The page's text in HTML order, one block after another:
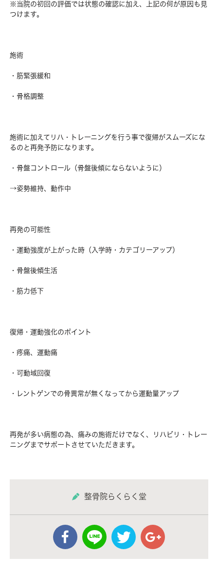
※当院の初回の評価では状態の確認に加え、上記の何が原因も見
つけます。
施術
・筋緊張緩和
・骨格調整
施術に加えてリハ・トレーニングを行う事で復帰がスムーズにな
るのと再発予防になります。
・骨盤コントロール（骨盤後傾にならないように）
→姿勢維持、動作中
再発の可能性
・運動強度が上がった時（入学時・カテゴリーアップ）
・骨盤後傾生活
・筋力低下
復帰・運動強化のポイント
・疼痛、運動痛
・可動域回復
・レントゲンでの骨異常が無くなってから運動量アップ
再発が多い病態の為、痛みの施術だけでなく、リハビリ・トレー
ニングまでサポートさせていただきます。
整骨院らくらく堂